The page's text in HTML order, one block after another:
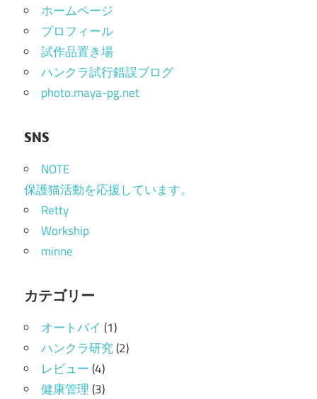
ー
シ
ョ
ン
ホームページ
プロフィール
試作品置き場
ハンクラ試行錯誤ブログ
photo.maya-pg.net
SNS
NOTE
保護猫活動を応援しています。
Retty
Workship
minne
カテゴリー
オートバイ (1)
ハンクラ研究(2)
レビュー(4)
健康管理(3)